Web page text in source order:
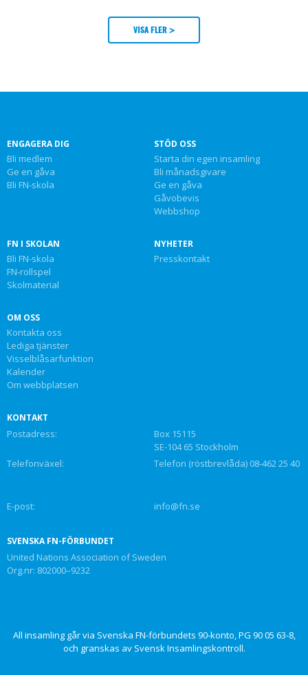
VISA FLER >
ENGAGERA DIG
Bli medlem
Ge en gåva
Bli FN-skola
STÖD OSS
Starta din egen insamling
Bli månadsgivare
Ge en gåva
Gåvobevis
Webbshop
FN I SKOLAN
Bli FN-skola
FN-rollspel
Skolmaterial
NYHETER
Presskontakt
OM OSS
Kontakta oss
Lediga tjänster
Visselblåsarfunktion
Kalender
Om webbplatsen
KONTAKT
Postadress:
Box 15115
SE-104 65 Stockholm
Telefonväxel:
Telefon (röstbrevlåda) 08-462 25 40
E-post: info@fn.se
SVENSKA FN-FÖRBUNDET
United Nations Association of Sweden
Org.nr: 802000–9232
All insamling går via Svenska FN-förbundets 90-konto, PG 90 05 63-8,
och granskas av Svensk Insamlingskontroll.